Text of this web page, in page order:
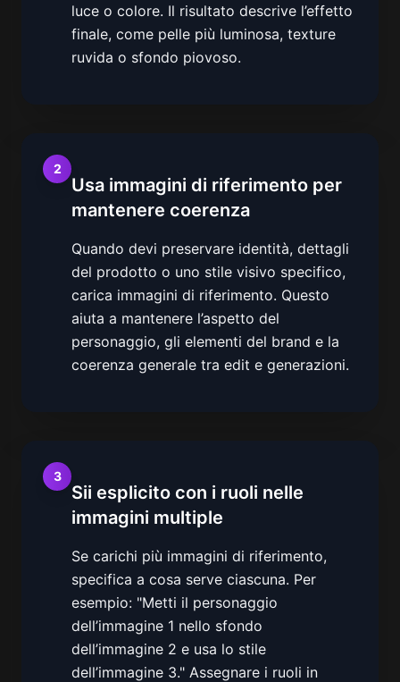
luce o colore. Il risultato descrive l’effetto
finale, come pelle più luminosa, texture
ruvida o sfondo piovoso.
2
Usa immagini di riferimento per
mantenere coerenza
Quando devi preservare identità, dettagli
del prodotto o uno stile visivo specifico,
carica immagini di riferimento. Questo
aiuta a mantenere l’aspetto del
personaggio, gli elementi del brand e la
coerenza generale tra edit e generazioni.
3
Sii esplicito con i ruoli nelle
immagini multiple
Se carichi più immagini di riferimento,
specifica a cosa serve ciascuna. Per
esempio: "Metti il personaggio
dell’immagine 1 nello sfondo
dell’immagine 2 e usa lo stile
dell’immagine 3." Assegnare i ruoli in